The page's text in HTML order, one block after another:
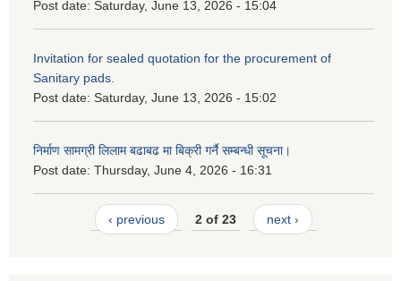
Post date: Saturday, June 13, 2026 - 15:04
Invitation for sealed quotation for the procurement of
Sanitary pads.
Post date: Saturday, June 13, 2026 - 15:02
निर्माण सामग्री लिलाम बढाबढ मा बिक्री गर्नै सम्बन्धी सूचना।
Post date: Thursday, June 4, 2026 - 16:31
‹ previous 2 of 23 next ›